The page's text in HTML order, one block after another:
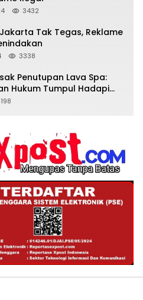
3432
Jakarta Tak Tegas, Reklame
3338
Penutupan Lava Spa:
Hukum Tumpul Hadapi